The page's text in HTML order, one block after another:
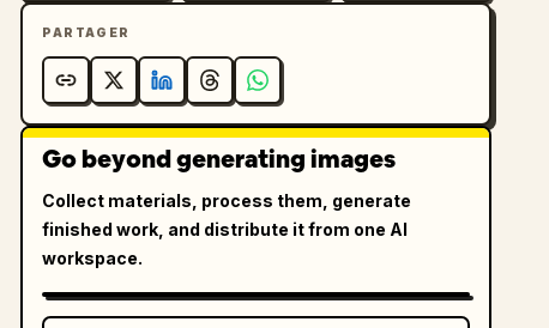
PARTAGER
Go beyond generating images
Collect materials, process them, generate
finished work, and distribute it from one AI
workspace.